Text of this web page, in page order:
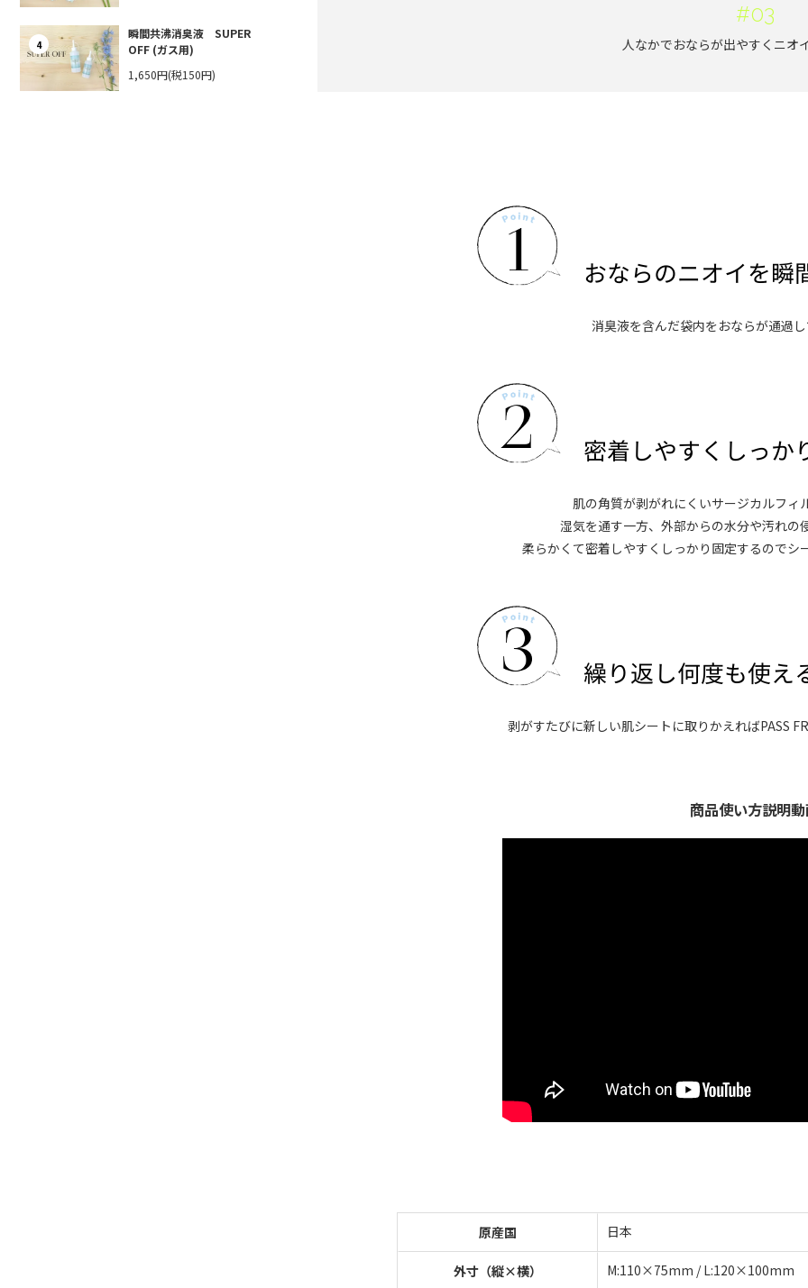
4
瞬間共沸消臭液 SUPER
OFF (ガス用)
1,650円(税150円)
#03
人なかでおならが出やすくニオ
消臭液を含んだ袋内をおならが通過
肌の角質が剥がれにくいサージカルフィ
湿気を通す一方、外部からの水分や汚れの
柔らかくて密着しやすくしっかり固定するのでシ
剥がすたびに新しい肌シートに取りかえればPASS
商品使い方説明
原産国 日本
外寸（縦×横） M:110×75mm / L:120×100mm